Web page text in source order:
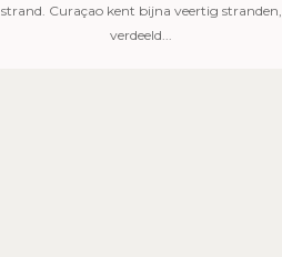
strand. Curaçao kent bijna veertig stranden,
verdeeld...